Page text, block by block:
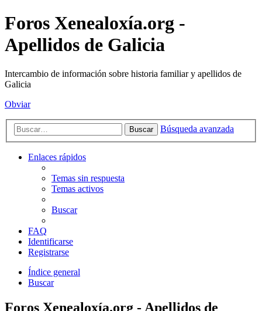
Foros Xenealoxía.org -
Apellidos de Galicia
Intercambio de información sobre historia familiar y apellidos de
Galicia
Obviar
Buscar Búsqueda avanzada
Enlaces rápidos
Temas sin respuesta
Temas activos
Buscar
FAQ
Identificarse
Registrarse
Índice general
Buscar
Foros Xenealoxía.org - Apellidos de